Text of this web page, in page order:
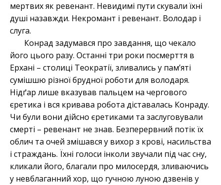
мертвих як ревенант. Невидимі пути скували їхні
душі назавжди. Некромант і ревенант. Володар і
слуга.
Конрад задумався про завдання, що чекало
його цього разу. Останні три роки посмерття в
Ерхані – столиці Теократії, зливались у пам’яті
сумішшю різної брудної роботи для володаря.
Нідґар лише вказував пальцем на чергового
єретика і вся кривава робота діставалась Конраду.
Чи були вони дійсно єретиками та заслуговували
смерті – ревенант не знав. Безперервний потік їх
облич та очей змішався у вихор з крові, насильства
і страждань. Їхні голоси інколи звучали під час сну,
кликали його, благали про милосердя, зливаючись
у невблаганний хор, що гучною луною дзвенів у